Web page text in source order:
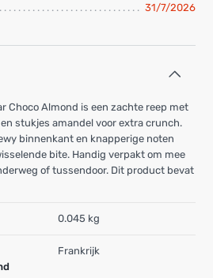
31/7/2026
Choco Almond is een zachte reep met
stukjes amandel voor extra crunch.
binnenkant en knapperige noten
bite. Handig verpakt om mee
of tussendoor. Dit product bevat
0.045 kg
Frankrijk